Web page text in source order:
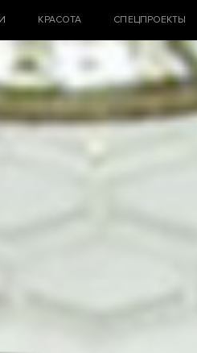
КРАСОТА СПЕЦПРОЕКТЫ